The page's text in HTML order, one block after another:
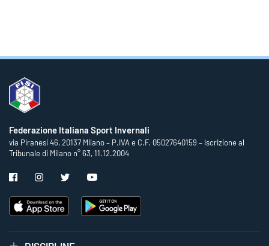
Federazione Italiana Sport Invernali
via Piranesi 46, 20137 Milano – P.IVA e C.F. 05027640159 – Iscrizione al
Tribunale di Milano n° 63, 11.12.2004